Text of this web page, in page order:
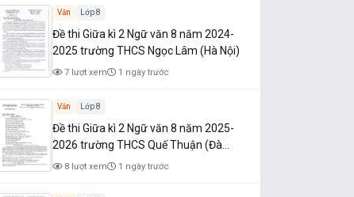
Văn Lớp 8
Đề thi Giữa kì 2 Ngữ văn 8 năm 2024-
2025 trường THCS Ngọc Lâm (Hà Nội)
7 lượt xem 1 ngày trước
Văn Lớp 8
Đề thi Giữa kì 2 Ngữ văn 8 năm 2025-
2026 trường THCS Quế Thuận (Đà
Nẵng)
8 lượt xem 1 ngày trước